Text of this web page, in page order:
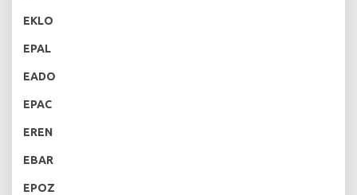
EKLO
EPAL
EADO
EPAC
EREN
EBAR
EPOZ